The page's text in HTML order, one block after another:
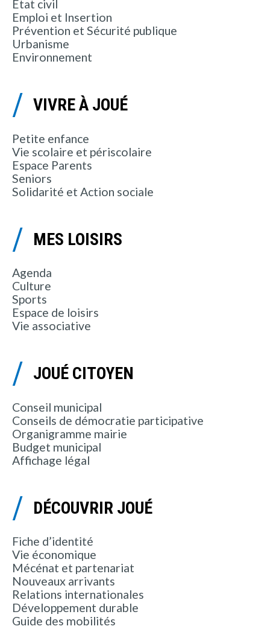
État civil
Emploi et Insertion
Prévention et Sécurité publique
Urbanisme
Environnement
VIVRE À JOUÉ
Petite enfance
Vie scolaire et périscolaire
Espace Parents
Seniors
Solidarité et Action sociale
MES LOISIRS
Agenda
Culture
Sports
Espace de loisirs
Vie associative
JOUÉ CITOYEN
Conseil municipal
Conseils de démocratie participative
Organigramme mairie
Budget municipal
Affichage légal
DÉCOUVRIR JOUÉ
Fiche d’identité
Vie économique
Mécénat et partenariat
Nouveaux arrivants
Relations internationales
Développement durable
Guide des mobilités